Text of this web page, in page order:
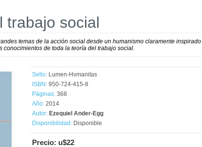
trabajo social
temas de la acción social desde un humanismo claramente
conocimientos de toda la teoría del trabajo social.
Sello: Lumen-Hvmanitas
ISBN: 950-724-415-8
Páginas: 368
Año: 2014
Autor: Ezequiel Ander-Egg
Disponibilidad: Disponible
Precio: u$22